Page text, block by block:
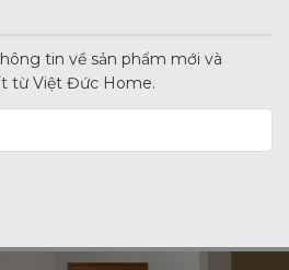
tin về sản phẩm mới và
từ Việt Đức Home.